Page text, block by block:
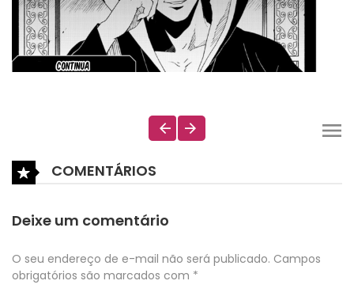
COMENTÁRIOS
Deixe um comentário
O seu endereço de e-mail não será publicado. Campos
obrigatórios são marcados com *